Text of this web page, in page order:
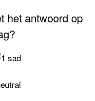
het antwoord op